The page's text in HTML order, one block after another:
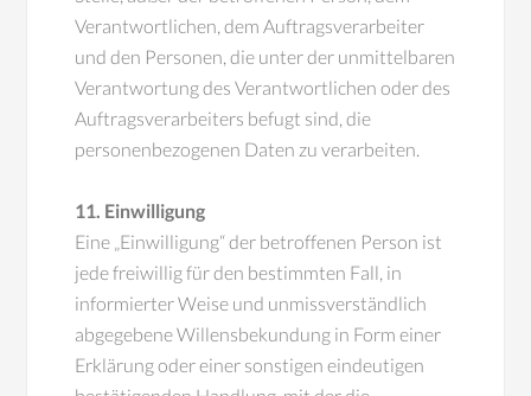
Verantwortlichen, dem Auftragsverarbeiter
und den Personen, die unter der unmittelbaren
Verantwortung des Verantwortlichen oder des
Auftragsverarbeiters befugt sind, die
personenbezogenen Daten zu verarbeiten.
11. Einwilligung
Eine „Einwilligung“ der betroffenen Person ist
jede freiwillig für den bestimmten Fall, in
informierter Weise und unmissverständlich
abgegebene Willensbekundung in Form einer
Erklärung oder einer sonstigen eindeutigen